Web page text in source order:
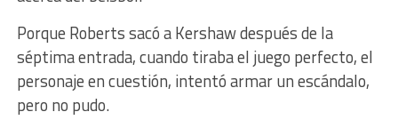
Porque Roberts sacó a Kershaw después de la
séptima entrada, cuando tiraba el juego perfecto, el
personaje en cuestión, intentó armar un escándalo,
pero no pudo.